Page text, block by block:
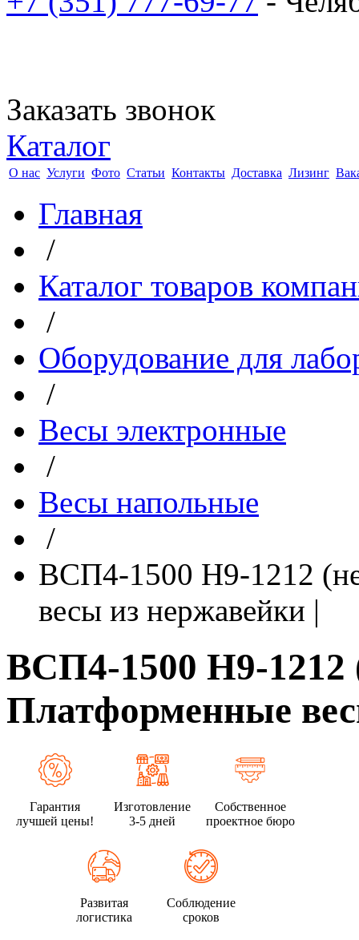
Заказать звонок
Каталог
О нас Услуги Фото Статьи Контакты Доставка Лизинг
Главная
/
Каталог товаров
/
Оборудование для
/
Весы электронные
/
Весы напольные
/
ВСП4-1500 Н9-1212
весы из нержавейки |
ВСП4-1500 Н9-1212
Платформенные
Гарантия
лучшей цены!
Изготовление
3-5 дней
Собственное
проектное бюро
Развитая
логистика
Соблюдение
сроков